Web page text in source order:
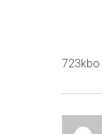
723kbo